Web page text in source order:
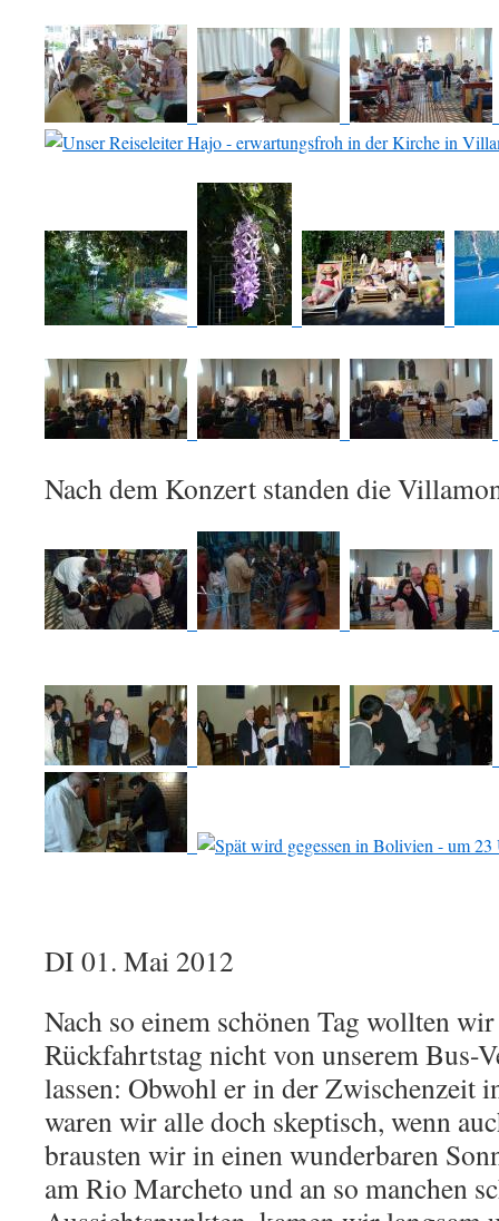
Nach dem Konzert standen die
DI 01. Mai 2012
Nach so einem schönen Tag wollten
Rückfahrtstag nicht von unserem Bus-
lassen: Obwohl er in der Zwischenzeit
waren wir alle doch skeptisch, wenn
brausten wir in einen wunderbaren
am Rio Marcheto und an so manchen